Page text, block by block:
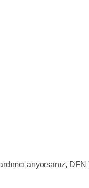
arıyorsanız, DFN